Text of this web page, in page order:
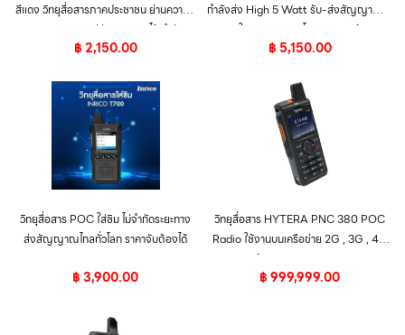
สีแดง วิทยุสื่อสารภาคประชาชน ย่านความถี่
245 – 246 MHz ฟังวิทยุ FM ได้ กำลัง 5
วัตต์
฿2,150.00
กำลังส่ง High 5 Watt รับ-ส่งสัญญาณได้
ในระยะทาง 5 กิโลเมตร ชุดแท้
฿5,150.00
วิทยุสื่อสาร POC ใส่ซิม ไม่จำกัดระยะทาง
ส่งสัญญาณไกลทั่วโลก ราคาจับต้องได้
฿3,900.00
วิทยุสื่อสาร HYTERA PNC 380 POC
Radio ใช้งานบนเครือข่าย 2G , 3G , 4G
หรือ WLAN Network
฿999,999.00